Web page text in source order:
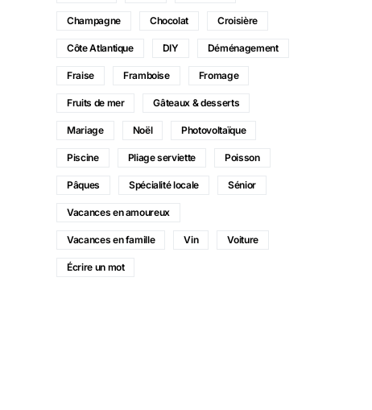
Champagne Chocolat Croisière
Côte Atlantique DIY Déménagement
Fraise Framboise Fromage
Fruits de mer Gâteaux & desserts
Mariage Noël Photovoltaïque
Piscine Pliage serviette Poisson
Pâques Spécialité locale Sénior
Vacances en amoureux
Vacances en famille Vin Voiture
Écrire un mot